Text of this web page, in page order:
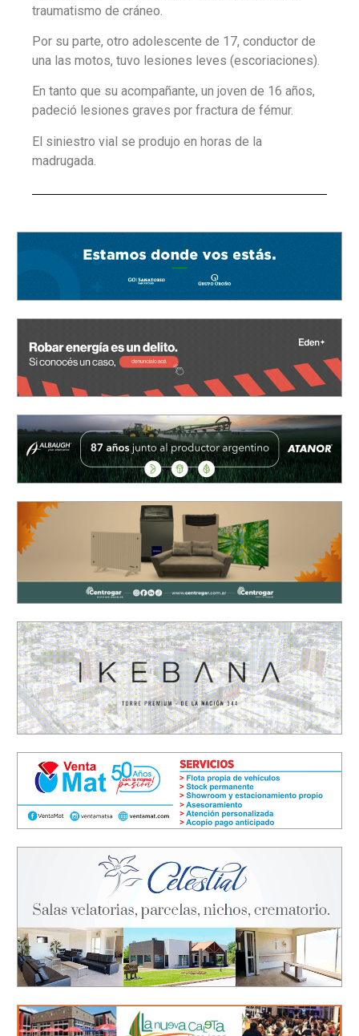
traumatismo de cráneo.
Por su parte, otro adolescente de 17, conductor de
una las motos, tuvo lesiones leves (escoriaciones).
En tanto que su acompañante, un joven de 16 años,
padeció lesiones graves por fractura de fémur.
El siniestro vial se produjo en horas de la
madrugada.